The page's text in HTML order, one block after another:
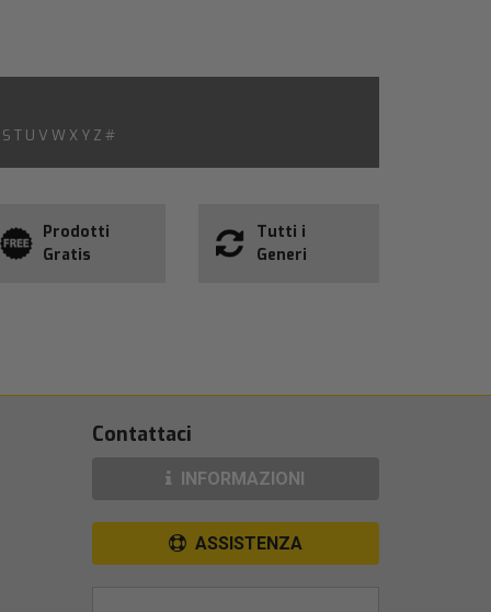
S T U V W X Y Z #
Prodotti
Gratis
Tutti i
Generi
Contattaci
INFORMAZIONI
ASSISTENZA